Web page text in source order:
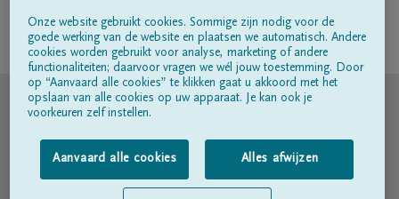
Volg ons op
© DELA
Gebruiksvoorwaarden
Privacyverklaring
Onze website gebruikt cookies. Sommige zijn nodig voor de
goede werking van de website en plaatsen we automatisch. Andere
cookies worden gebruikt voor analyse, marketing of andere
functionaliteiten; daarvoor vragen we wél jouw toestemming. Door
op “Aanvaard alle cookies” te klikken gaat u akkoord met het
opslaan van alle cookies op uw apparaat. Je kan ook je
voorkeuren zelf instellen.
Aanvaard alle cookies Alles afwijzen